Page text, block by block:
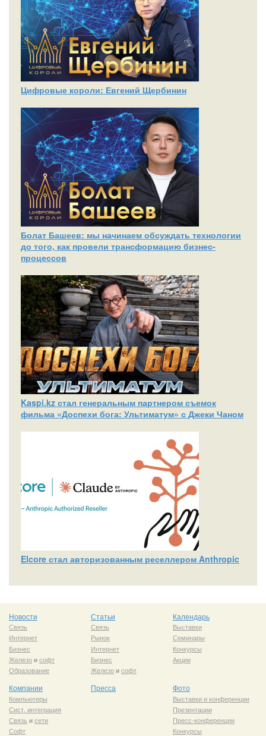
Цифровые короли: Евгений Щербинин
Болат Башеев: мы начинаем обсуждать технологии
до того, как провели трансформацию бизнес-
процессов
Kaspi.kz стал генеральным партнером съемок
фильма «Доспехи бога: Ультиматум» с Джеки Чаном
Elcore стал авторизованным реселлером Anthropic
Новости
Связь
Интернет
Бизнес
Железоисофт
Образование
Статьи
Связь
Рынок
Интернет
Бизнес
Железоисофт
Календарь
Выставки
Семинары
Конкурсы
Акции
Компании
Компьютеры
Сист. интеграция
Связь исети
Софт
Пресса Фото
Выставки и конференции
Презентации
Пресс-конференции
Конкурсы